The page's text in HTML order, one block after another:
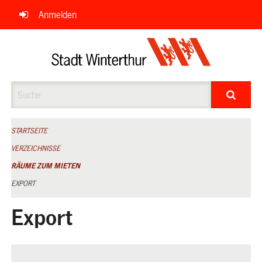
Navigation
überspringen
Anmelden
STARTSEITE
VERZEICHNISSE
RÄUME ZUM MIETEN
EXPORT
Export